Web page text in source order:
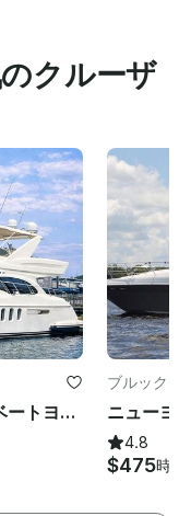
クルーザ
62フィートアジムットプライベートヨットエクスペリエンスブルックリンジャマイカベイ
ブルックリ
4.8
$475時間